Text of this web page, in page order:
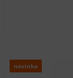
novinka